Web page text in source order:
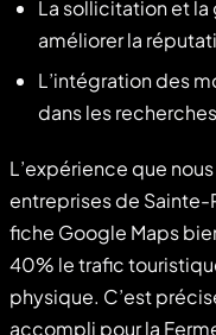
La sollicitation et
améliorer la
L’intégration des
dans les
L’expérience que
entreprises de Sainte-
fiche Google Maps
40% le trafic
physique. C’est
accompli pour la